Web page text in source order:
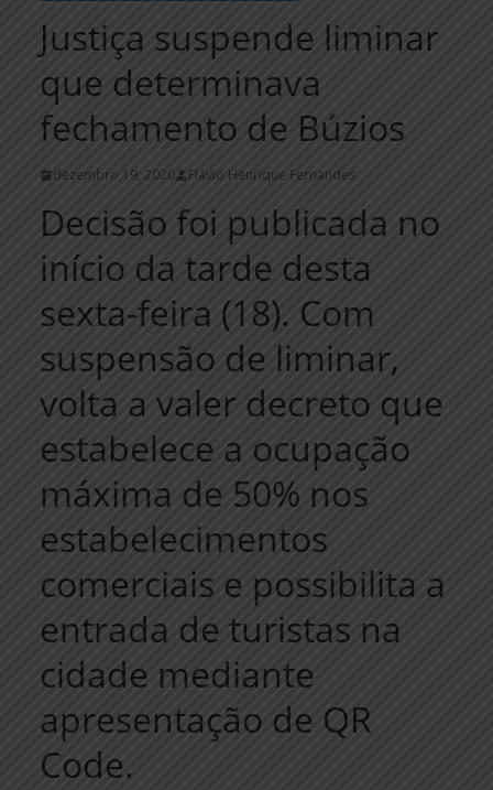
Justiça suspende liminar
que determinava
fechamento de Búzios
dezembro 19, 2020 Flávio Henrique Fernandes
Decisão foi publicada no
início da tarde desta
sexta-feira (18). Com
suspensão de liminar,
volta a valer decreto que
estabelece a ocupação
máxima de 50% nos
estabelecimentos
comerciais e possibilita a
entrada de turistas na
cidade mediante
apresentação de QR
Code.